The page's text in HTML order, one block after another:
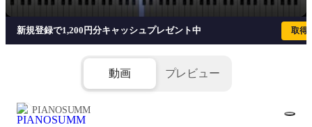
新規登録で1,200円分キャッシュプレゼント中 取得
動画 プレビュー
PIANOSUMM